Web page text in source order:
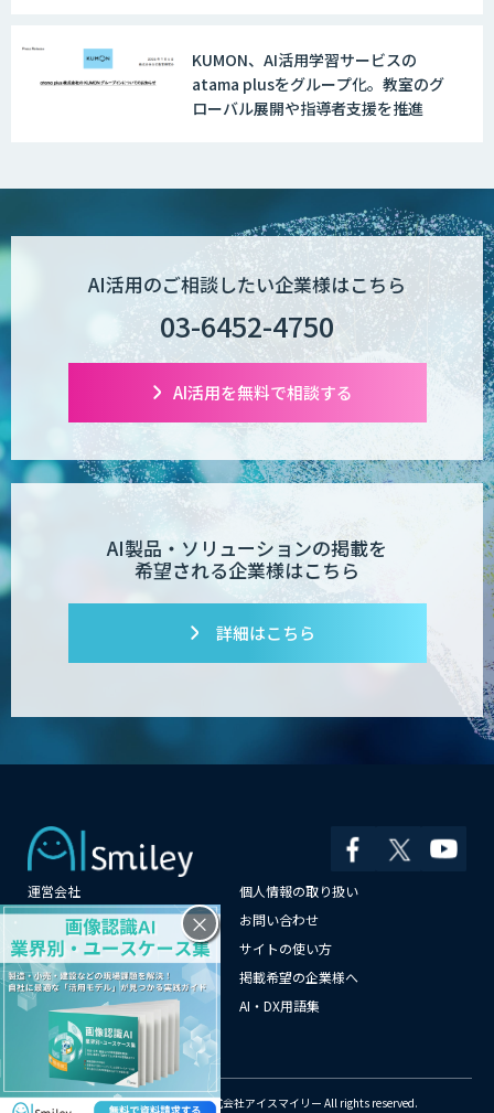
KUMON、AI活用学習サービスの
atama plusをグループ化。教室のグ
ローバル展開や指導者支援を推進
AI活用のご相談したい企業様はこちら
03-6452-4750
AI活用を無料で相談する
AI製品・ソリューションの掲載を
希望される企業様はこちら
詳細はこちら
運営会社
個人情報の取り扱い
よくある質問
お問い合わせ
メールマガジン登録
サイトの使い方
情報提供はこちらから
掲載希望の企業様へ
AI企業一覧
AI・DX用語集
サイトマップ
© Copyright 2018-2026 株式会社アイスマイリー All rights reserved.
×